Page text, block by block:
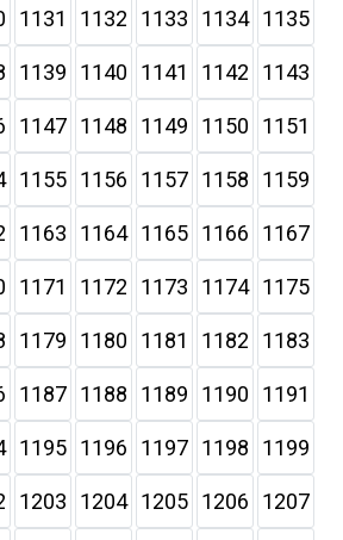
1131 1132 1133 1134 1135
1139 1140 1141 1142 1143
1147 1148 1149 1150 1151
1155 1156 1157 1158 1159
1163 1164 1165 1166 1167
1171 1172 1173 1174 1175
1179 1180 1181 1182 1183
1187 1188 1189 1190 1191
1195 1196 1197 1198 1199
1203 1204 1205 1206 1207